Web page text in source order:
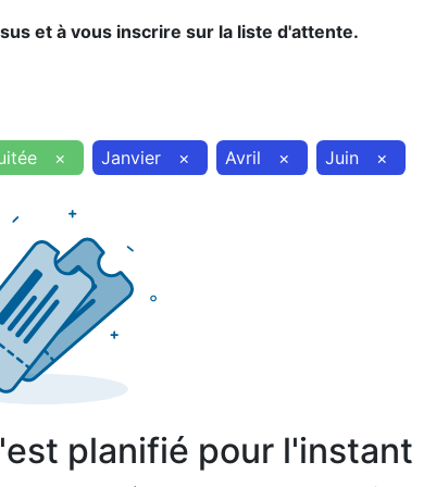
et à vous inscrire sur la liste d'attente.
× Janvier × Avril × Juin ×
planifié pour l'instant